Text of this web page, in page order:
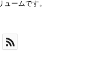
ームです。